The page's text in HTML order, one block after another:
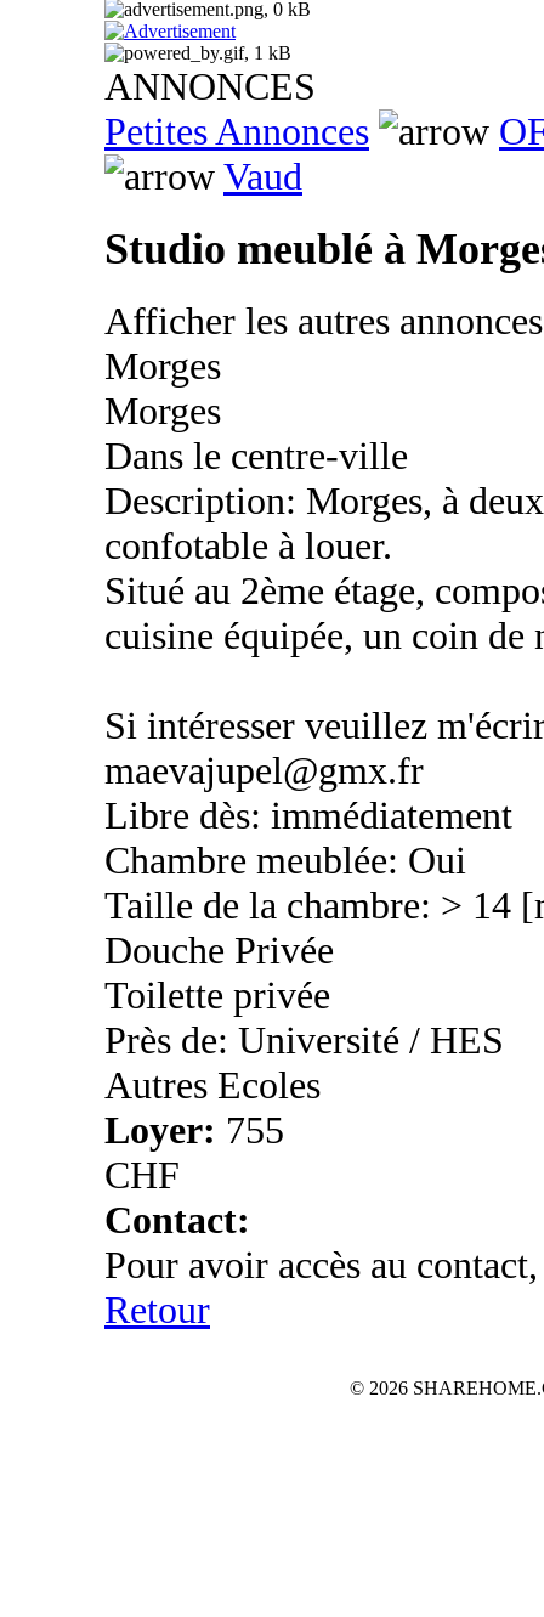
ANNONCES
Petites Annonces
Vaud
Studio meublé à
Afficher les autres
Morges
Morges
Dans le centre-ville
Description: Morges, à
confotable à louer.
Situé au 2ème étage,
cuisine équipée, un coin
Si intéresser veuillez
maevajupel@gmx.fr
Libre dès: immédiatement
Chambre meublée: Oui
Taille de la chambre: > 14
Douche Privée
Toilette privée
Près de: Université / HES
Autres Ecoles
Loyer: 755
CHF
Contact:
Pour avoir accès au
Retour
© 2026